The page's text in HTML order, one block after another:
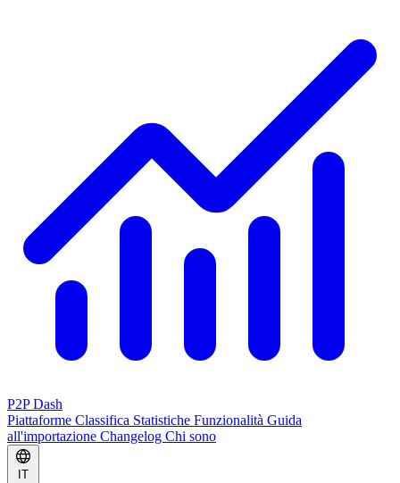
P2P Dash
Piattaforme Classifica Statistiche Funzionalità Guida
all'importazione Changelog Chi sono
IT